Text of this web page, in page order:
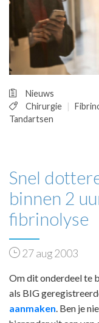
Nieuws
Chirurgie
Tandartsen
Snel
binnen 2
fibrinolyse
27 aug 2003
Om dit onderdeel te
als BIG
aanmaken . Ben je